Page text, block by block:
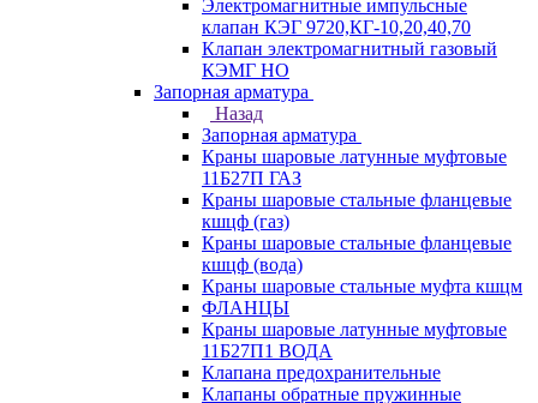
Электромагнитные импульсные
клапан КЭГ 9720,КГ-10,20,40,70
Клапан электромагнитный газовый
КЭМГ НО
Запорная арматура
Назад
Запорная арматура
Краны шаровые латунные муфтовые
11Б27П ГАЗ
Краны шаровые стальные фланцевые
кшцф (газ)
Краны шаровые стальные фланцевые
кшцф (вода)
Краны шаровые стальные муфта кшцм
ФЛАНЦЫ
Краны шаровые латунные муфтовые
11Б27П1 ВОДА
Клапана предохранительные
Клапаны обратные пружинные